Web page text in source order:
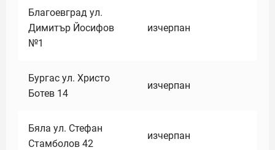
Благоевград ул.
Димитър Йосифов
№1
изчерпан
Бургас ул. Христо
Ботев 14
изчерпан
Бяла ул. Стефан
Стамболов 42
изчерпан